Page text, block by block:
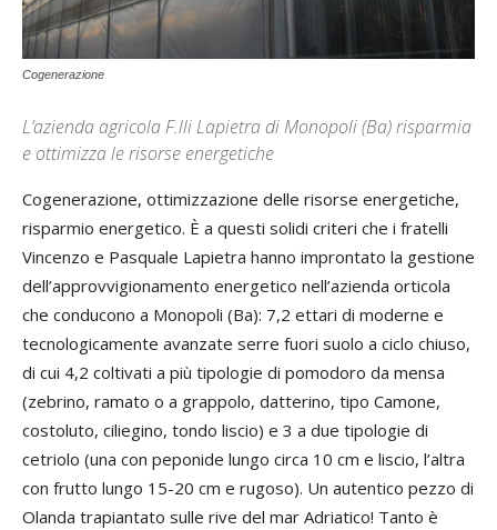
Cogenerazione
L’azienda agricola F.lli Lapietra di Monopoli (Ba) risparmia
e ottimizza le risorse energetiche
Cogenerazione, ottimizzazione delle risorse energetiche,
risparmio energetico. È a questi solidi criteri che i fratelli
Vincenzo e Pasquale Lapietra hanno improntato la gestione
dell’approvvigionamento energetico nell’azienda orticola
che conducono a Monopoli (Ba): 7,2 ettari di moderne e
tecnologicamente avanzate serre fuori suolo a ciclo chiuso,
di cui 4,2 coltivati a più tipologie di pomodoro da mensa
(zebrino, ramato o a grappolo, datterino, tipo Camone,
costoluto, ciliegino, tondo liscio) e 3 a due tipologie di
cetriolo (una con peponide lungo circa 10 cm e liscio, l’altra
con frutto lungo 15-20 cm e rugoso). Un autentico pezzo di
Olanda trapiantato sulle rive del mar Adriatico! Tanto è